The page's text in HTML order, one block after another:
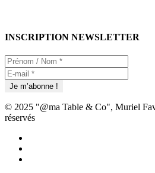
INSCRIPTION NEWSLETTER
© 2025 "@ma Table & Co", Muriel
réservés